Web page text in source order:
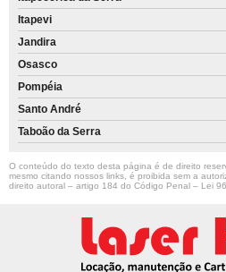
Itapevi
Jandira
Osasco
Pompéia
Santo André
Taboão da Serra
O conteúdo do texto desta página é de direito
mesmo citando nossos links, é proibida sem a
direito autoral – artigo 184 do Código Penal – Lei